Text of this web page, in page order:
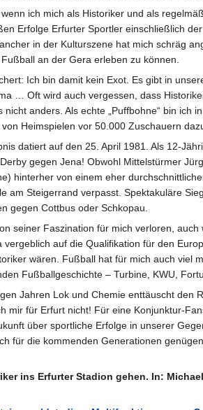
ich mich als Historiker und als
Erfolge Erfurter Sportler einschließlich
in der Kulturszene hat mich schräg
an der Gera erleben zu können.
Ich bin damit kein Exot. Es gibt in
… Oft wird auch vergessen, dass
anders. Als echte „Puffbohne“ bin
Heimspielen vor 50.000 Zuschauern
datiert auf den 25. April 1981. Als 12-
gegen Jena! Obwohl Mittelstürmer
hinterher von einem eher
am Steigerrand verpasst. Spektakuläre
gegen Cottbus oder Schkopau.
seiner Faszination für mich verloren,
auf die Qualifikation für den
wären. Fußball hat für mich auch viel
Fußballgeschichte – Turbine, KWU,
Jahren Lok und Chemie enttäuscht
mir für Erfurt nicht! Für eine Konjunktur-
über sportliche Erfolge in unserer
für die kommenden Generationen
ins Erfurter Stadion gehen. In: